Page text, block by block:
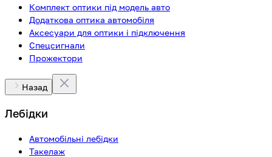
Комплект оптики під модель авто
Додаткова оптика автомобіля
Аксесуари для оптики і підключення
Спецсигнали
Прожектори
Назад
Лебідки
Автомобільні лебідки
Такелаж